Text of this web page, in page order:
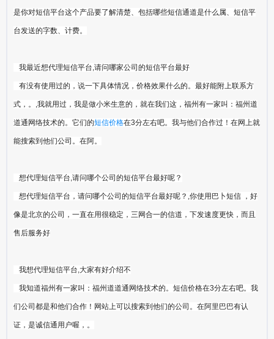
是你对短信平台这个产品要了解清楚、包括哪些短信通道是什么属、短信平
台发送的字数、计费。
我最近想代理短信平台,请问哪家公司的短信平台最好
有没有使用过的，说一下具体情况，价格效果什么的。最好能附上联系方
式，。,我就用过，我是做小米生意的，就在我们这，福州有一家叫：福州道
道通网络技术的。它们的短信价格在3分左右吧。我与他们合作过！在网上就
能搜索到他们公司。在阿。
想代理短信平台,请问哪个公司的短信平台最好呢？
想代理短信平台，请问哪个公司的短信平台最好呢？,你使用巴卜短信 ，好
像是北京的公司，一直在用很稳定，三网合一的信道，下发速度更快，而且
售后服务好
我想代理短信平台,大家有好介绍不
我知道福州有一家叫：福州道道通网络技术的。短信价格在3分左右吧。我
们公司都是和他们合作！网站上可以搜索到他们的公司。在阿里巴巴有认
证，是诚信通用户喔，。